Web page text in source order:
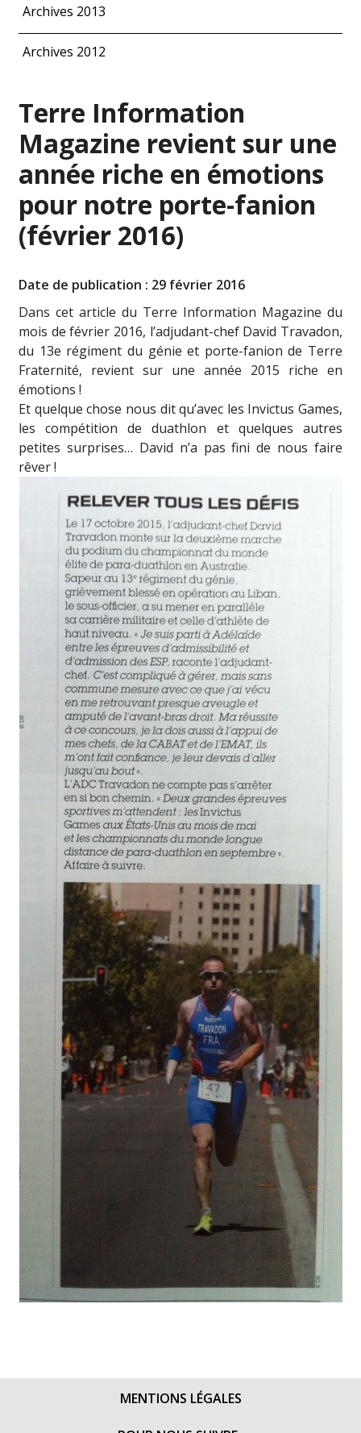
Archives 2013
Archives 2012
Terre Information
Magazine revient sur une
année riche en émotions
pour notre porte-fanion
(février 2016)
Date de publication : 29 février 2016
Dans cet article du Terre Information Magazine du
mois de février 2016, l’adjudant-chef David Travadon,
du 13e régiment du génie et porte-fanion de Terre
Fraternité, revient sur une année 2015 riche en
émotions !
Et quelque chose nous dit qu’avec les Invictus Games,
les compétition de duathlon et quelques autres
petites surprises… David n’a pas fini de nous faire
rêver !
MENTIONS LÉGALES